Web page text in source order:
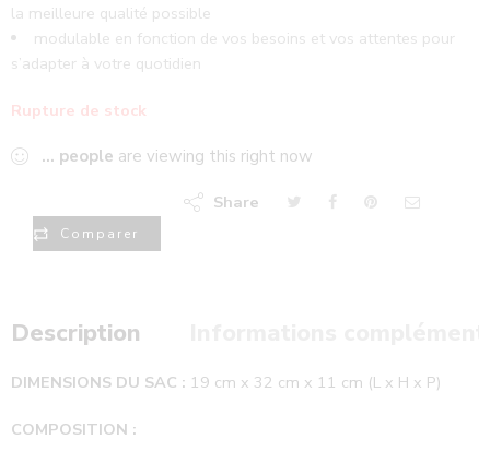
la meilleure qualité possible
modulable en fonction de vos besoins et vos attentes pour
s’adapter à votre quotidien
Rupture de stock
... people are viewing this right now
Comparer
Share
Description
DIMENSIONS DU SAC : 19 cm x 32 cm x 11 cm (L x H x P)
COMPOSITION :